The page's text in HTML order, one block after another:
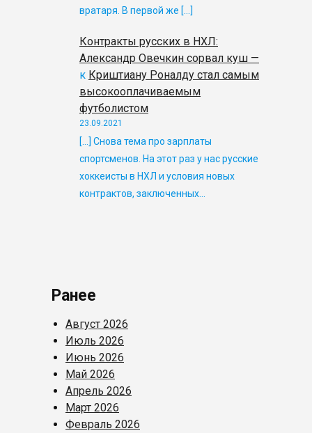
вратаря. В первой же […]
Контракты русских в НХЛ:
Александр Овечкин сорвал куш —
к Криштиану Роналду стал самым
высокооплачиваемым
футболистом
23.09.2021
[…] Снова тема про зарплаты
спортсменов. На этот раз у нас русские
хоккеисты в НХЛ и условия новых
контрактов, заключенных…
Ранее
Август 2026
Июль 2026
Июнь 2026
Май 2026
Апрель 2026
Март 2026
Февраль 2026